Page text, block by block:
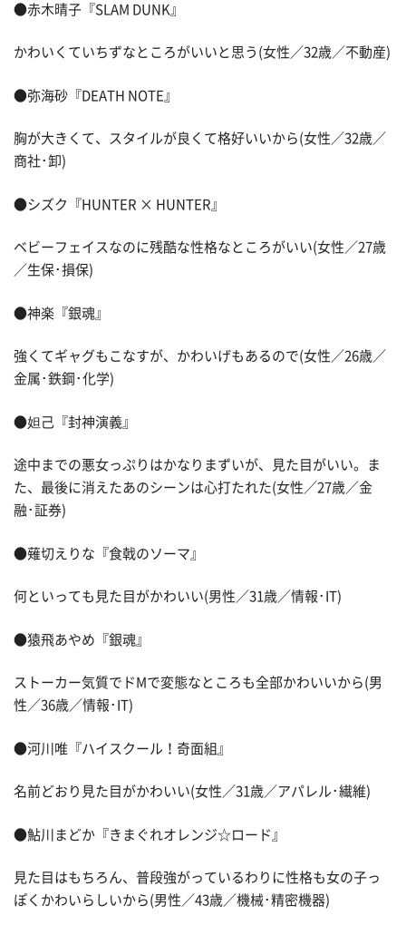
●赤木晴子『SLAM DUNK』
かわいくていちずなところがいいと思う(女性／32歳／不動産)
●弥海砂『DEATH NOTE』
胸が大きくて、スタイルが良くて格好いいから(女性／32歳／
商社･卸)
●シズク『HUNTER × HUNTER』
ベビーフェイスなのに残酷な性格なところがいい(女性／27歳
／生保･損保)
●神楽『銀魂』
強くてギャグもこなすが、かわいげもあるので(女性／26歳／
金属･鉄鋼･化学)
●妲己『封神演義』
途中までの悪女っぷりはかなりまずいが、見た目がいい。ま
た、最後に消えたあのシーンは心打たれた(女性／27歳／金
融･証券)
●薙切えりな『食戟のソーマ』
何といっても見た目がかわいい(男性／31歳／情報･IT)
●猿飛あやめ『銀魂』
ストーカー気質でドMで変態なところも全部かわいいから(男
性／36歳／情報･IT)
●河川唯『ハイスクール！奇面組』
名前どおり見た目がかわいい(女性／31歳／アパレル･繊維)
●鮎川まどか『きまぐれオレンジ☆ロード』
見た目はもちろん、普段強がっているわりに性格も女の子っ
ぽくかわいらしいから(男性／43歳／機械･精密機器)